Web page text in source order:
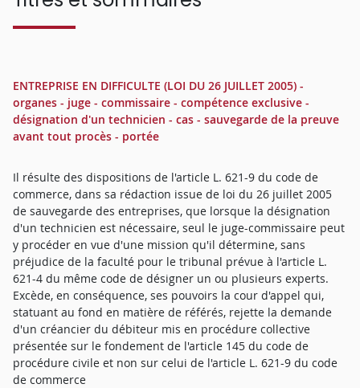
ENTREPRISE EN DIFFICULTE (LOI DU 26 JUILLET 2005) -
organes - juge - commissaire - compétence exclusive -
désignation d'un technicien - cas - sauvegarde de la preuve
avant tout procès - portée
Il résulte des dispositions de l'article L. 621-9 du code de
commerce, dans sa rédaction issue de loi du 26 juillet 2005
de sauvegarde des entreprises, que lorsque la désignation
d'un technicien est nécessaire, seul le juge-commissaire peut
y procéder en vue d'une mission qu'il détermine, sans
préjudice de la faculté pour le tribunal prévue à l'article L.
621-4 du même code de désigner un ou plusieurs experts.
Excède, en conséquence, ses pouvoirs la cour d'appel qui,
statuant au fond en matière de référés, rejette la demande
d'un créancier du débiteur mis en procédure collective
présentée sur le fondement de l'article 145 du code de
procédure civile et non sur celui de l'article L. 621-9 du code
de commerce